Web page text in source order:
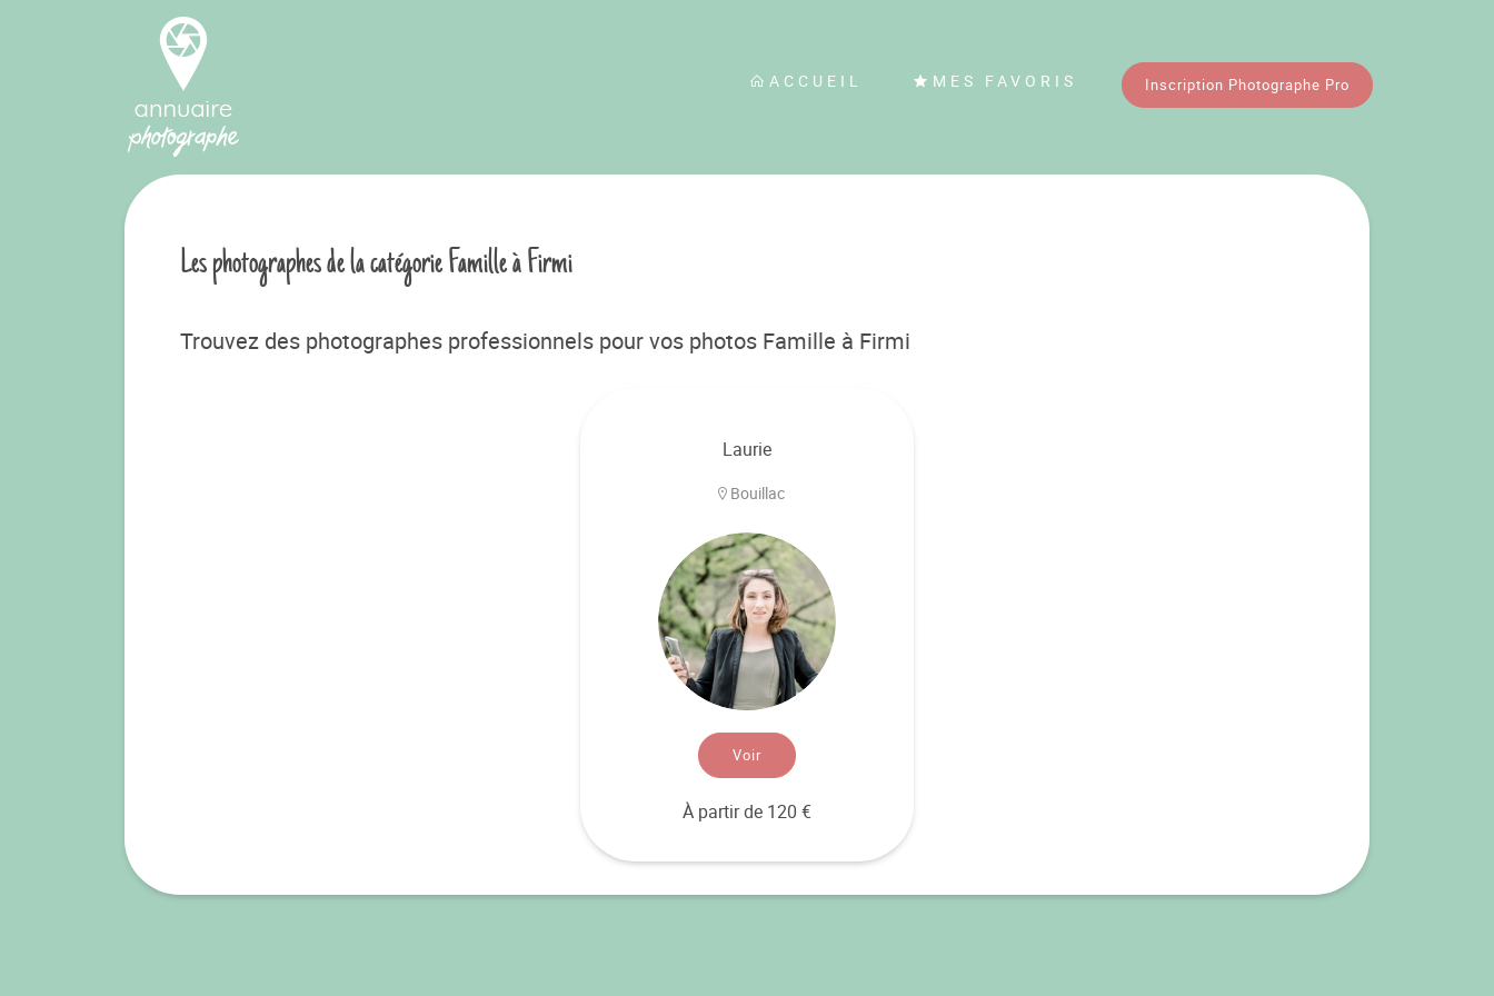
ACCUEIL MES FAVORIS Inscription Photographe Pro
Les photographes de la catégorie Famille à Firmi
Trouvez des photographes professionnels pour vos photos Famille à Firmi
Laurie
Bouillac
Voir
À partir de 120 €